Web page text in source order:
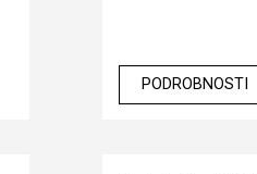
PODROBNOSTI